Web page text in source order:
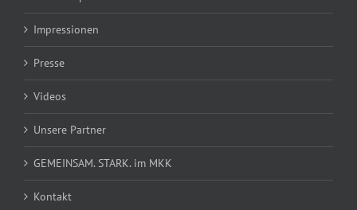
Impressionen
Presse
Videos
Unsere Partner
GEMEINSAM. STARK. im MKK
Kontakt